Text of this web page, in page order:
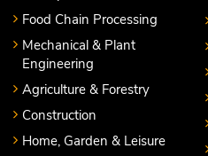
Food Chain Processing
Mechanical & Plant
Engineering
Agriculture & Forestry
Construction
Home, Garden & Leisure